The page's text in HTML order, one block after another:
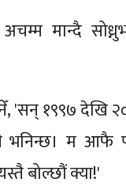
मान्दै
'सन् १९९७ देखि
भनिन्छ। म आफै
बोल्छौं क्या!'